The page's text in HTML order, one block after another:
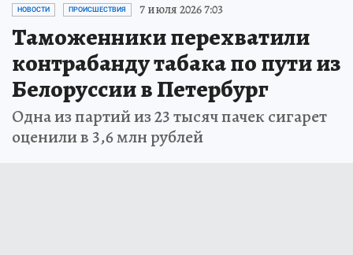
НОВОСТИ ПРОИСШЕСТВИЯ 7 июля 2026 7:03
Таможенники перехватили
контрабанду табака по пути из
Белоруссии в Петербург
Одна из партий из 23 тысяч пачек сигарет
оценили в 3,6 млн рублей